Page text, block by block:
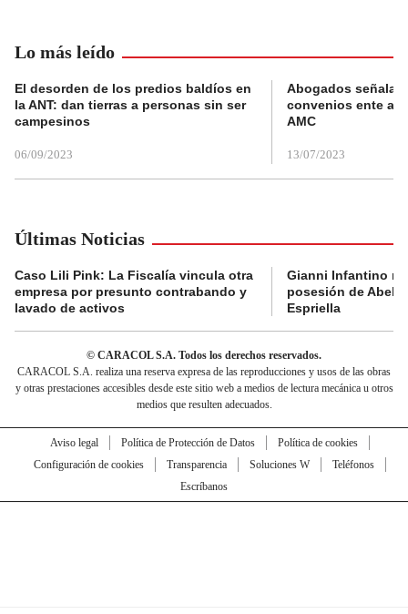
Lo más leído
El desorden de los predios baldíos en
la ANT: dan tierras a personas sin ser
campesinos
06/09/2023
Abogados
convenios ente
AMC
13/07/2023
Últimas Noticias
Caso Lili Pink: La Fiscalía vincula otra
empresa por presunto contrabando y
lavado de activos
Gianni Infantino
posesión de
Espriella
© CARACOL S.A. Todos los derechos reservados.
CARACOL S.A. realiza una reserva expresa de las reproducciones y usos de las obras
y otras prestaciones accesibles desde este sitio web a medios de lectura mecánica u otros
medios que resulten adecuados.
Aviso legal Política de Protección de Datos
Política de cookies
Configuración de cookies
Transparencia Soluciones W
Teléfonos
Escríbanos